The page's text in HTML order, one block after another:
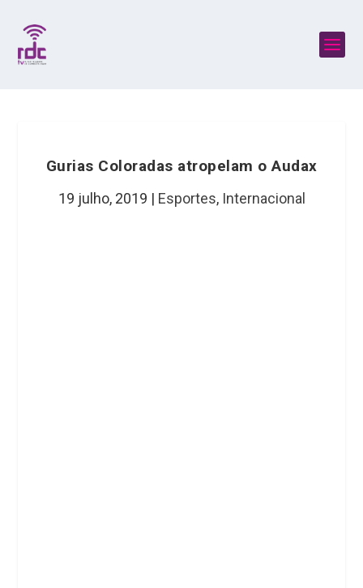
Gurias Coloradas atropelam o Audax
19 julho, 2019 | Esportes, Internacional